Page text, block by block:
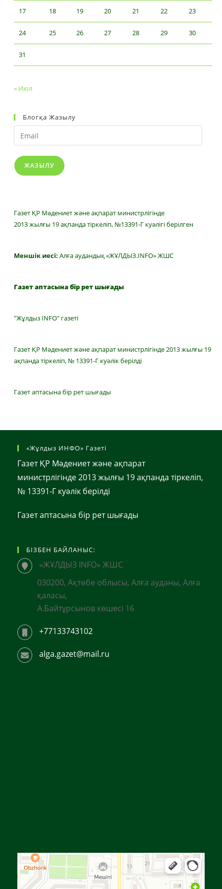
17 18 19 20 21 22 23
24 25 26 27 28 29 30
31
« Июл
Блогқа Жазылу
Email
ЖАЗЫЛУ
Газет ҚР Мәдениет және ақпарат министрлігінде
2013 жылғы 19 ақпанда тіркеліп, №13391-Г куәлігі берілген
Меншік иесі: Алға аудандық «ЖҰЛДЫЗ.INFO» ЖШС
Газет аптасына бір рет шығады
"Жұлдыз INFO" газеті
Газет ҚР Мәдениет және ақпарат министрлігінде 2013 жылғы 19
ақпанда тіркеліп, № 13391-Г куәлік берілді
Газет аптасына бір рет шығады
«Жұлдыз ИНФО» Газеті
Газет ҚР Мәдениет және ақпарат
министрлігінде 2013 жылғы 19 ақпанда тіркеліп,
№ 13391-Г куәлік берілді
Газет аптасына бір рет шығады
БІЗБЕН БАЙЛАНЫС:
«ЖҰЛДЫЗ INFO» ЖШС
030200, Ақтөбе облысы, Алға ауданы, Алға
қаласы,
А.Байтұрсынов көшесі 16
+77133743102
alga.gazet@mail.ru
Яндекс Карталар — көлік, навигация, орындарды іздеу